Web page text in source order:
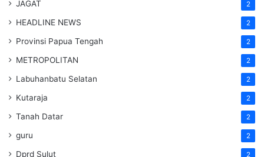
JAGAT 2
HEADLINE NEWS 2
Provinsi Papua Tengah 2
METROPOLITAN 2
Labuhanbatu Selatan 2
Kutaraja 2
Tanah Datar 2
guru 2
Dprd Sulut 2